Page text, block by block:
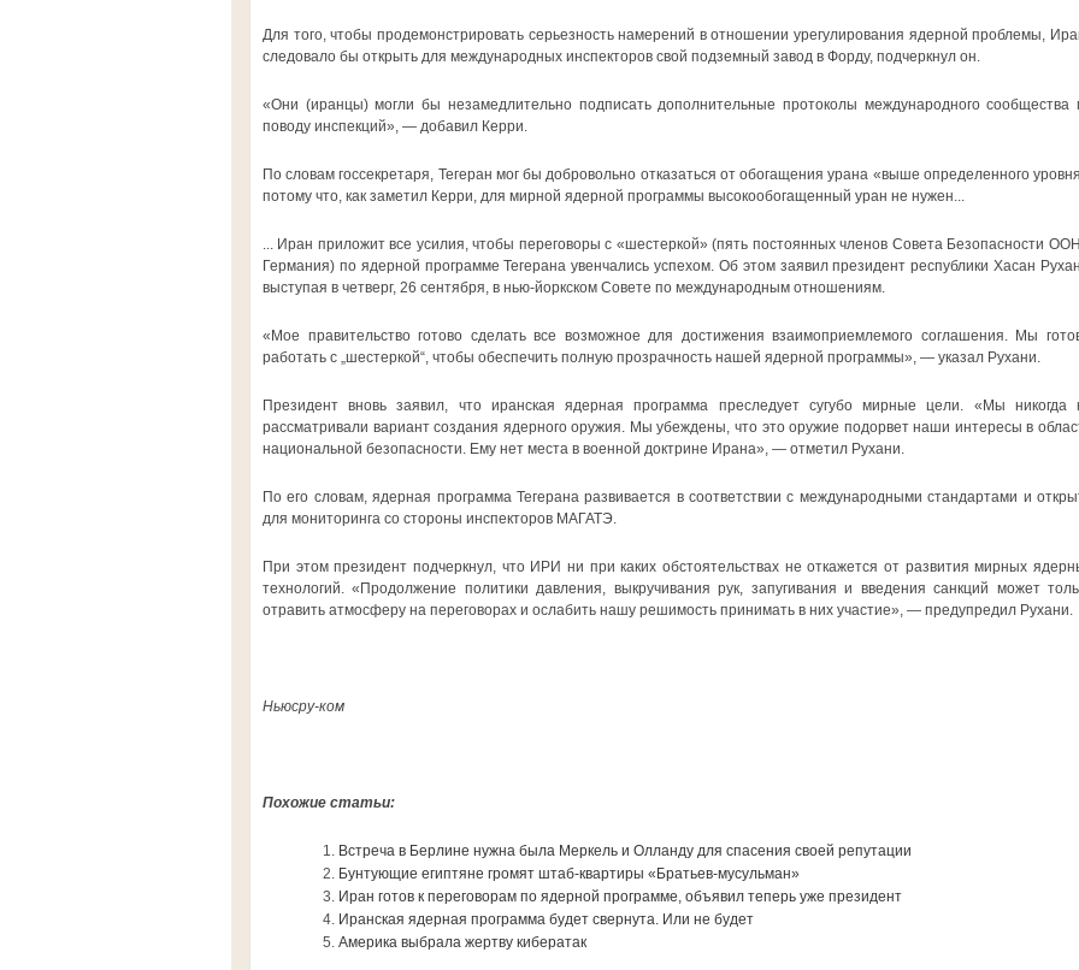
Для того, чтобы продемонстрировать серьезность намерений в отношении урегулирования ядерной проблемы,
следовало бы открыть для международных инспекторов свой подземный завод в Форду, подчеркнул он.
«Они (иранцы) могли бы незамедлительно подписать дополнительные протоколы международного сообщества
поводу инспекций», — добавил Керри.
По словам госсекретаря, Тегеран мог бы добровольно отказаться от обогащения урана «выше определенного
потому что, как заметил Керри, для мирной ядерной программы высокообогащенный уран не нужен...
... Иран приложит все усилия, чтобы переговоры с «шестеркой» (пять постоянных членов Совета Безопасности
Германия) по ядерной программе Тегерана увенчались успехом. Об этом заявил президент республики Хасан
выступая в четверг, 26 сентября, в нью-йоркском Совете по международным отношениям.
«Мое правительство готово сделать все возможное для достижения взаимоприемлемого соглашения. Мы
работать с „шестеркой“, чтобы обеспечить полную прозрачность нашей ядерной программы», — указал Рухани.
Президент вновь заявил, что иранская ядерная программа преследует сугубо мирные цели. «Мы никогда
рассматривали вариант создания ядерного оружия. Мы убеждены, что это оружие подорвет наши интересы в
национальной безопасности. Ему нет места в военной доктрине Ирана», — отметил Рухани.
По его словам, ядерная программа Тегерана развивается в соответствии с международными стандартами и
для мониторинга со стороны инспекторов МАГАТЭ.
При этом президент подчеркнул, что ИРИ ни при каких обстоятельствах не откажется от развития мирных
технологий. «Продолжение политики давления, выкручивания рук, запугивания и введения санкций может
отравить атмосферу на переговорах и ослабить нашу решимость принимать в них участие», — предупредил Рухани.
Ньюсру-ком
Похожие статьи:
Встреча в Берлине нужна была Меркель и Олланду для спасения своей репутации
Бунтующие египтяне громят штаб-квартиры «Братьев-мусульман»
Иран готов к переговорам по ядерной программе, объявил теперь уже президент
Иранская ядерная программа будет свернута. Или не будет
Америка выбрала жертву кибератак